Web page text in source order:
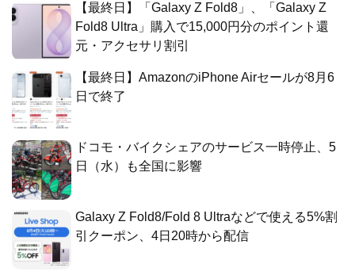
【最終日】「Galaxy Z Fold8」、「Galaxy Z
Fold8 Ultra」購入で15,000円分のポイント還
元・アクセサリ割引
【最終日】AmazonのiPhone Airセールが8月6
日で終了
ドコモ・バイクシェアのサービス一時停止、5
日（水）も全国に影響
Galaxy Z Fold8/Fold 8 Ultraなどで使える5%割
引クーポン、4日20時から配信